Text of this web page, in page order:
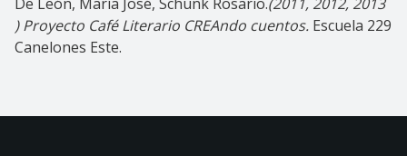
) Proyecto Café Literario CREAndo cuentos. Escuela 229
Canelones Este.